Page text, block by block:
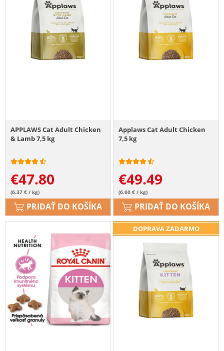
APPLAWS Cat Adult Chicken
& Lamb 7,5 kg
€47.80
(6.37 € / kg)
PRIDAŤ DO KOŠÍKA
Applaws Cat Adult Chicken
7,5 kg
€49.49
(6.60 € / kg)
PRIDAŤ DO KOŠÍKA
DOPRAVA ZADARMO